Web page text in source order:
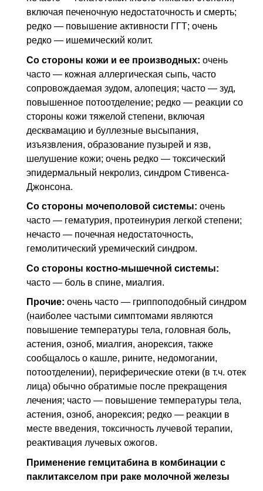
включая печеночную недостаточность и смерть;
редко — повышение активности ГГТ; очень
редко — ишемический колит.
Со стороны кожи и ее производных: очень
часто — кожная аллергическая сыпь, часто
сопровождаемая зудом, алопеция; часто — зуд,
повышенное потоотделение; редко — реакции со
стороны кожи тяжелой степени, включая
десквамацию и буллезные высыпания,
изъязвления, образование пузырей и язв,
шелушение кожи; очень редко — токсический
эпидермальный некролиз, синдром Стивенса-
Джонсона.
Со стороны мочеполовой системы: очень
часто — гематурия, протеинурия легкой степени;
нечасто — почечная недостаточность,
гемолитический уремический синдром.
Со стороны костно-мышечной системы:
часто — боль в спине, миалгия.
Прочие: очень часто — гриппоподобный синдром
(наиболее частыми симптомами являются
повышение температуры тела, головная боль,
астения, озноб, миалгия, анорексия, также
сообщалось о кашле, рините, недомогании,
потоотделении), периферические отеки (в т.ч. отек
лица) обычно обратимые после прекращения
лечения; часто — повышение температуры тела,
астения, озноб, анорексия; редко — реакции в
месте введения, токсичность лучевой терапии,
реактивация лучевых ожогов.
Применение гемцитабина в комбинации с
паклитакселом при раке молочной железы